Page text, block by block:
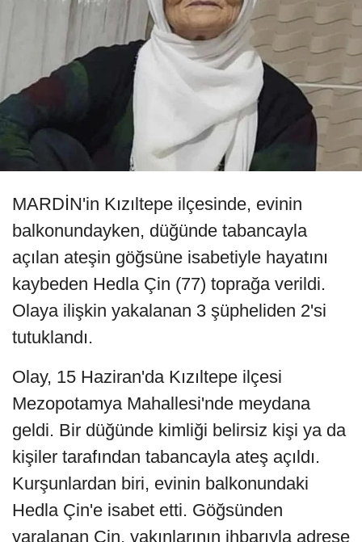
MARDİN'in Kızıltepe ilçesinde, evinin
balkonundayken, düğünde tabancayla
açılan ateşin göğsüne isabetiyle hayatını
kaybeden Hedla Çin (77) toprağa verildi.
Olaya ilişkin yakalanan 3 şüpheliden 2'si
tutuklandı.
Olay, 15 Haziran'da Kızıltepe ilçesi
Mezopotamya Mahallesi'nde meydana
geldi. Bir düğünde kimliği belirsiz kişi ya da
kişiler tarafından tabancayla ateş açıldı.
Kurşunlardan biri, evinin balkonundaki
Hedla Çin'e isabet etti. Göğsünden
yaralanan Çin, yakınlarının ihbarıyla adrese